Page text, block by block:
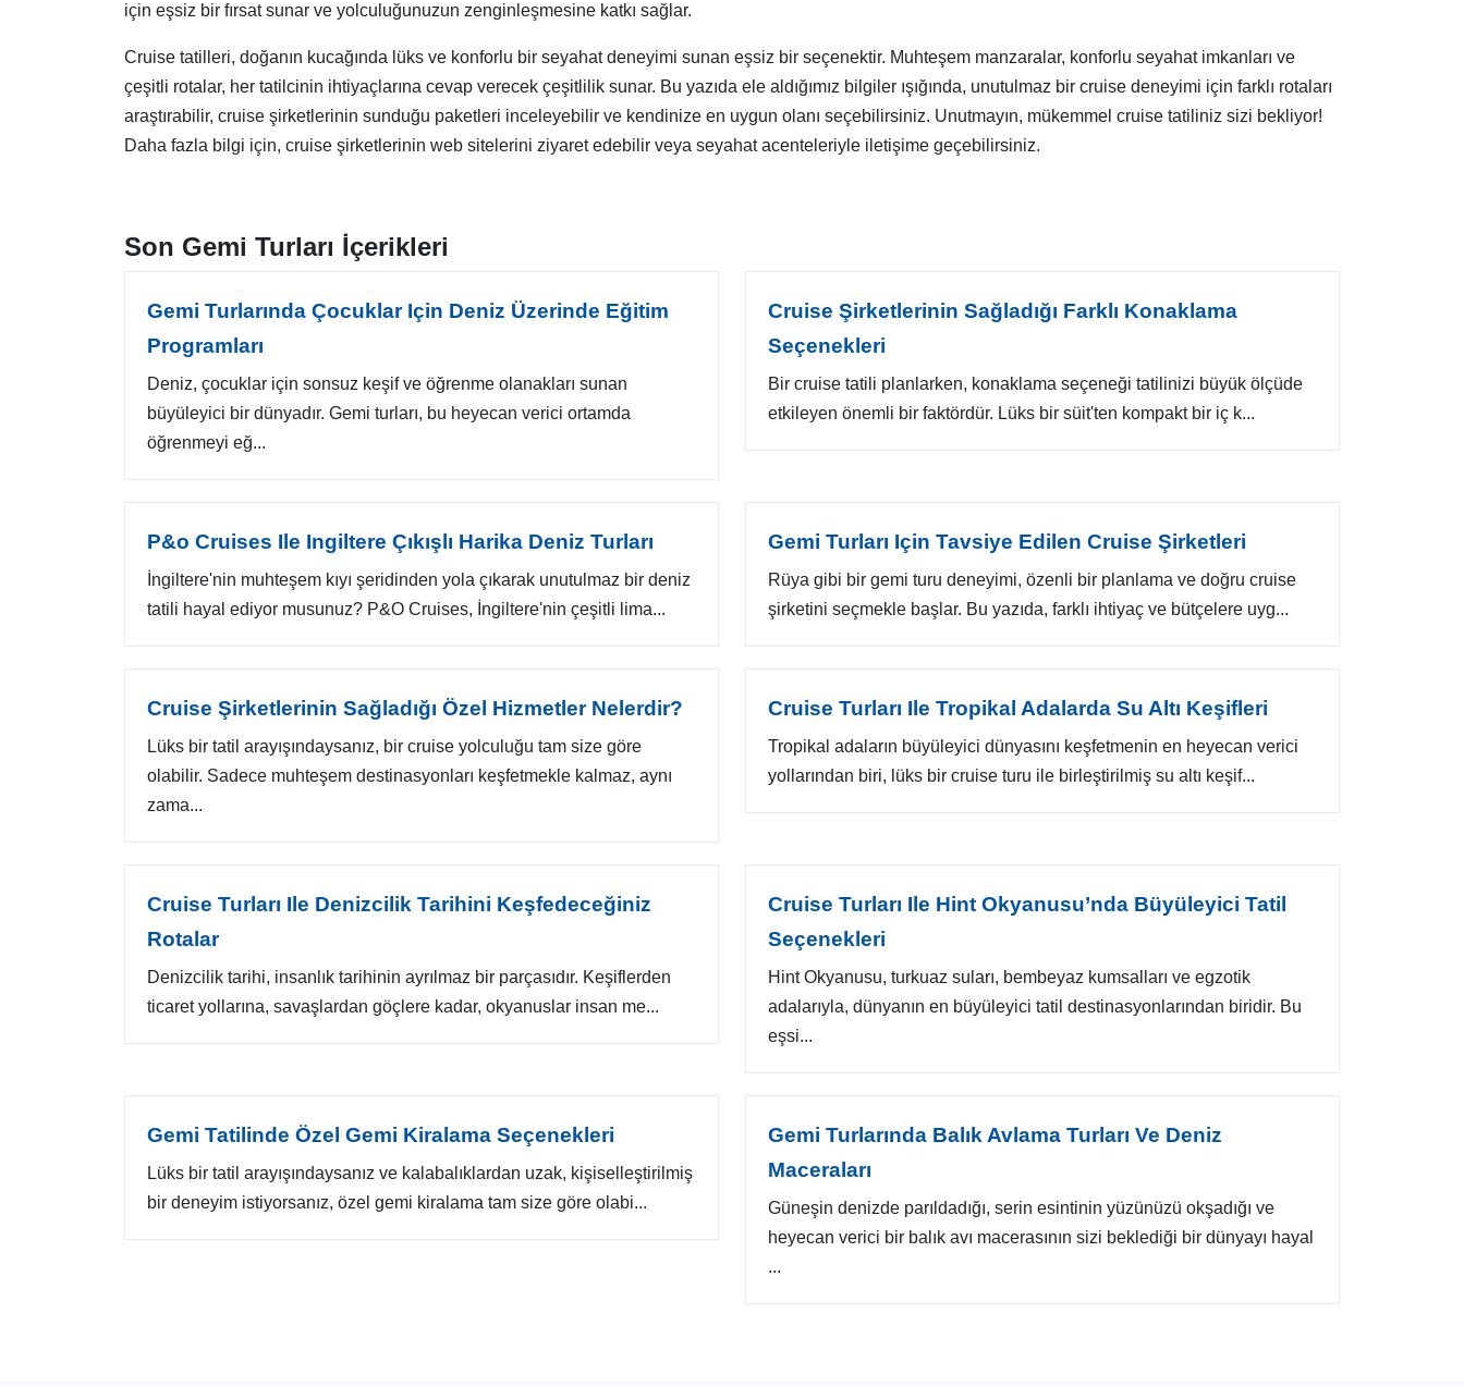
için eşsiz bir fırsat sunar ve yolculuğunuzun zenginleşmesine katkı sağlar.
Cruise tatilleri, doğanın kucağında lüks ve konforlu bir seyahat deneyimi sunan eşsiz bir seçenektir. Muhteşem manzaralar, konforlu seyahat imkanları ve
çeşitli rotalar, her tatilcinin ihtiyaçlarına cevap verecek çeşitlilik sunar. Bu yazıda ele aldığımız bilgiler ışığında, unutulmaz bir cruise deneyimi için farklı rotaları
araştırabilir, cruise şirketlerinin sunduğu paketleri inceleyebilir ve kendinize en uygun olanı seçebilirsiniz. Unutmayın, mükemmel cruise tatiliniz sizi bekliyor!
Daha fazla bilgi için, cruise şirketlerinin web sitelerini ziyaret edebilir veya seyahat acenteleriyle iletişime geçebilirsiniz.
Son Gemi Turları İçerikleri
Gemi Turlarında Çocuklar Için Deniz Üzerinde Eğitim
Programları
Deniz, çocuklar için sonsuz keşif ve öğrenme olanakları sunan
büyüleyici bir dünyadır. Gemi turları, bu heyecan verici ortamda
öğrenmeyi eğ...
Cruise Şirketlerinin Sağladığı Farklı Konaklama
Seçenekleri
Bir cruise tatili planlarken, konaklama seçeneği tatilinizi büyük ölçüde
etkileyen önemli bir faktördür. Lüks bir süit'ten kompakt bir iç k...
P&o Cruises Ile Ingiltere Çıkışlı Harika Deniz Turları
İngiltere'nin muhteşem kıyı şeridinden yola çıkarak unutulmaz bir deniz
tatili hayal ediyor musunuz? P&O Cruises, İngiltere'nin çeşitli lima...
Gemi Turları Için Tavsiye Edilen Cruise Şirketleri
Rüya gibi bir gemi turu deneyimi, özenli bir planlama ve doğru cruise
şirketini seçmekle başlar. Bu yazıda, farklı ihtiyaç ve bütçelere uyg...
Cruise Şirketlerinin Sağladığı Özel Hizmetler Nelerdir?
Lüks bir tatil arayışındaysanız, bir cruise yolculuğu tam size göre
olabilir. Sadece muhteşem destinasyonları keşfetmekle kalmaz, aynı
zama...
Cruise Turları Ile Tropikal Adalarda Su Altı Keşifleri
Tropikal adaların büyüleyici dünyasını keşfetmenin en heyecan verici
yollarından biri, lüks bir cruise turu ile birleştirilmiş su altı keşif...
Cruise Turları Ile Denizcilik Tarihini Keşfedeceğiniz
Rotalar
Denizcilik tarihi, insanlık tarihinin ayrılmaz bir parçasıdır. Keşiflerden
ticaret yollarına, savaşlardan göçlere kadar, okyanuslar insan me...
Cruise Turları Ile Hint Okyanusu’nda Büyüleyici Tatil
Seçenekleri
Hint Okyanusu, turkuaz suları, bembeyaz kumsalları ve egzotik
adalarıyla, dünyanın en büyüleyici tatil destinasyonlarından biridir. Bu
eşsi...
Gemi Tatilinde Özel Gemi Kiralama Seçenekleri
Lüks bir tatil arayışındaysanız ve kalabalıklardan uzak, kişiselleştirilmiş
bir deneyim istiyorsanız, özel gemi kiralama tam size göre olabi...
Gemi Turlarında Balık Avlama Turları Ve Deniz
Maceraları
Güneşin denizde parıldadığı, serin esintinin yüzünüzü okşadığı ve
heyecan verici bir balık avı macerasının sizi beklediği bir dünyayı hayal
...